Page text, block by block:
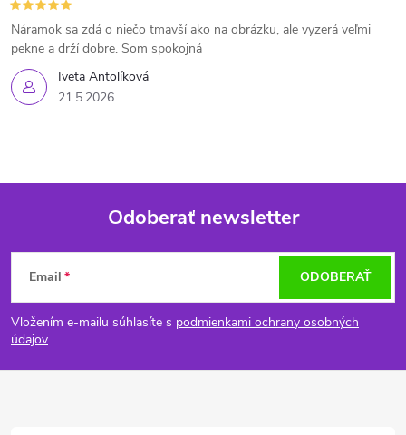
Iveta Antolíková
21.5.2026
Náramok sa zdá o niečo tmavší ako na obrázku, ale vyzerá veľmi
pekne a drží dobre. Som spokojná
Z
á
p
Odoberať newsletter
Email
Vložením e-mailu súhlasíte s podmienkami ochrany osobných
údajov
ODOBERAŤ